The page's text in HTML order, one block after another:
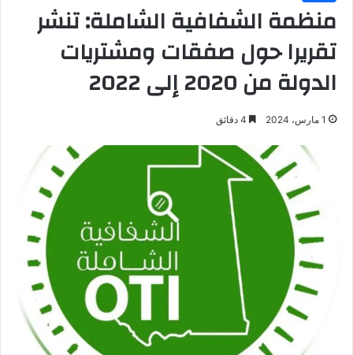
منظمة الشفافية الشاملة: تنشر
تقريرا حول صفقات ومشتريات
الدولة من 2020 إلى 2022
1 مارس، 2024